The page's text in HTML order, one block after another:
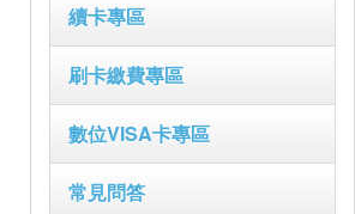
續卡專區
刷卡繳費專區
數位VISA卡專區
常見問答